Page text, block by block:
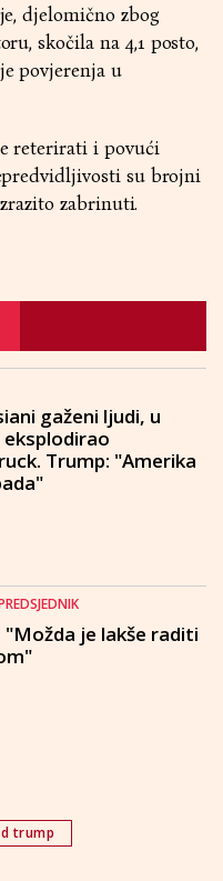
djelomično zbog
skočila na 4,1 posto,
povjerenja u
reterirati i povući
su brojni
zabrinuti.
gaženi ljudi, u
eksplodirao
Trump: "Amerika
"Možda je lakše raditi
trump